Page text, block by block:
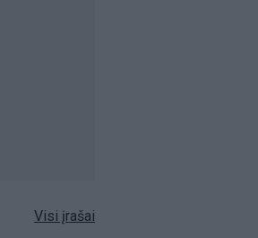
Visi įrašai